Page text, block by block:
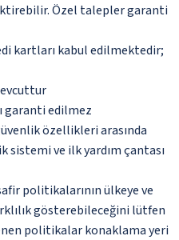
Özel talepler garanti
kartları kabul edilmektedir;
garanti edilmez
özellikleri arasında
sistemi ve ilk yardım çantası
politikalarının ülkeye ve
gösterebileceğini lütfen
politikalar konaklama yeri